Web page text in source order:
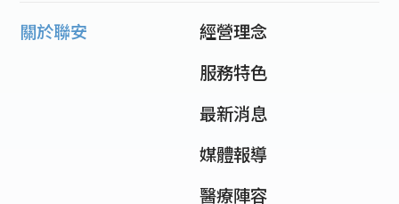
關於聯安
經營理念
服務特色
最新消息
媒體報導
醫療陣容